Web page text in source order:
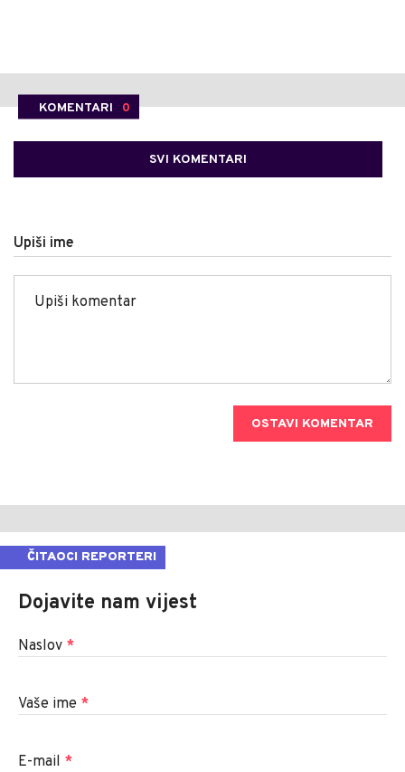
KOMENTARI 0
SVI KOMENTARI
Upiši ime
OSTAVI KOMENTAR
ČITAOCI REPORTERI
Dojavite nam vijest
Naslov *
Vaše ime *
E-mail *